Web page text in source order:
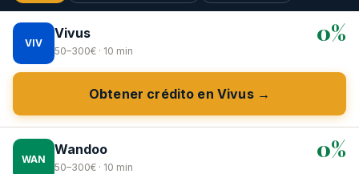
VIV
Vivus
50–300€ · 10 min
0%
Obtener crédito en Vivus →
WAN
Wandoo
50–300€ · 10 min
0%